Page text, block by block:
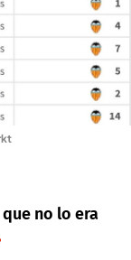
no lo era